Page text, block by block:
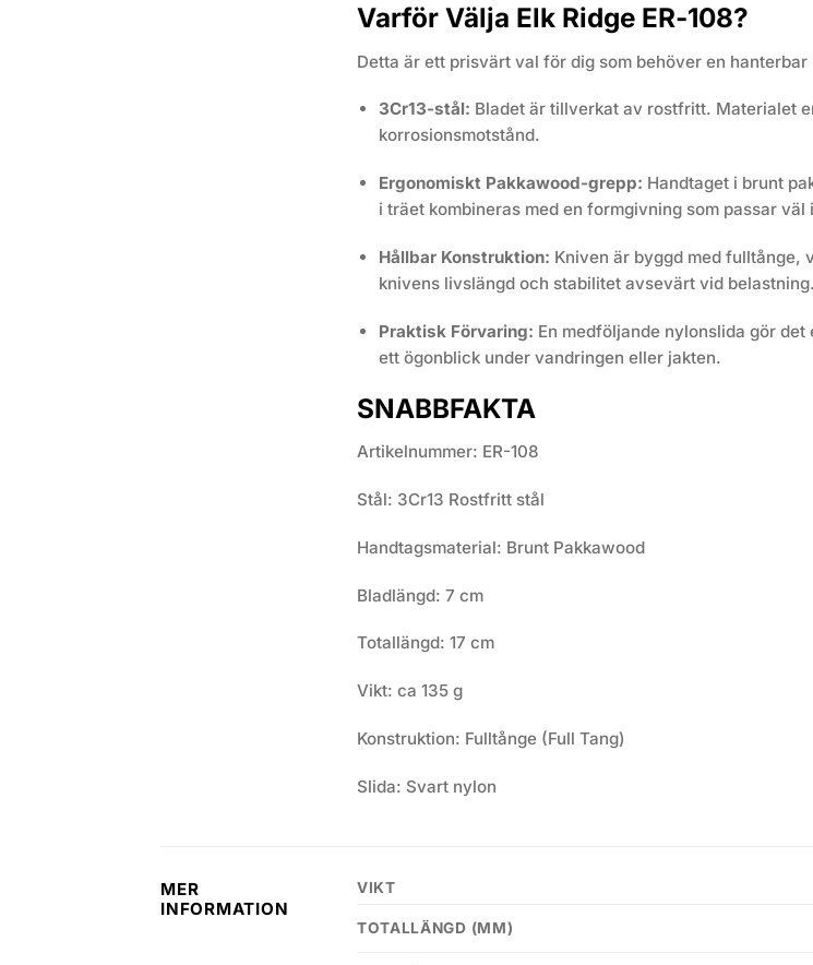
Varför Välja Elk Ridge ER-108?
Detta är ett prisvärt val för dig som behöver en
3Cr13-stål: Bladet är tillverkat av rostfritt. Materialet
korrosionsmotstånd.
Ergonomiskt Pakkawood-grepp: Handtaget i brunt
i träet kombineras med en formgivning som passar
Hållbar Konstruktion: Kniven är byggd med fulltånge,
knivens livslängd och stabilitet avsevärt vid belastning.
Praktisk Förvaring: En medföljande nylonslida gör
ett ögonblick under vandringen eller jakten.
SNABBFAKTA
Artikelnummer: ER-108
Stål: 3Cr13 Rostfritt stål
Handtagsmaterial: Brunt Pakkawood
Bladlängd: 7 cm
Totallängd: 17 cm
Vikt: ca 135 g
Konstruktion: Fulltånge (Full Tang)
Slida: Svart nylon
MER
INFORMATION
VIKT
TOTALLÄNGD (MM)